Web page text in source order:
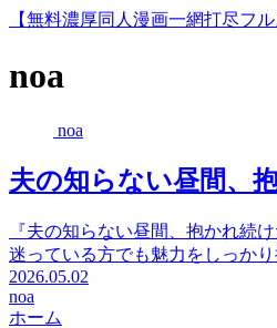
【無料濃厚同人漫画一網打尽フ
noa
noa
夫の知らない昼間、
『夫の知らない昼間、抱かれ続
迷っている方でも魅力をしっか
2026.05.02
noa
ホーム